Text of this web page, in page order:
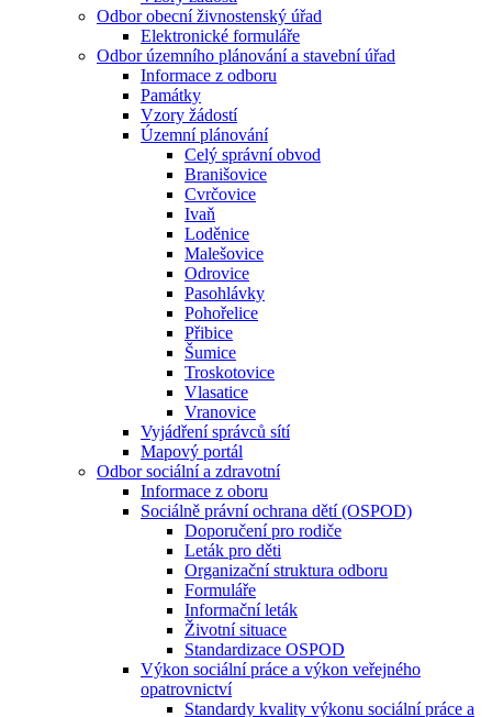
Odbor obecní živnostenský úřad
Elektronické formuláře
Odbor územního plánování a stavební úřad
Informace z odboru
Památky
Vzory žádostí
Územní plánování
Celý správní obvod
Branišovice
Cvrčovice
Ivaň
Loděnice
Malešovice
Odrovice
Pasohlávky
Pohořelice
Přibice
Šumice
Troskotovice
Vlasatice
Vranovice
Vyjádření správců sítí
Mapový portál
Odbor sociální a zdravotní
Informace z oboru
Sociálně právní ochrana dětí (OSPOD)
Doporučení pro rodiče
Leták pro děti
Organizační struktura odboru
Formuláře
Informační leták
Životní situace
Standardizace OSPOD
Výkon sociální práce a výkon veřejného
opatrovnictví
Standardy kvality výkonu sociální práce a